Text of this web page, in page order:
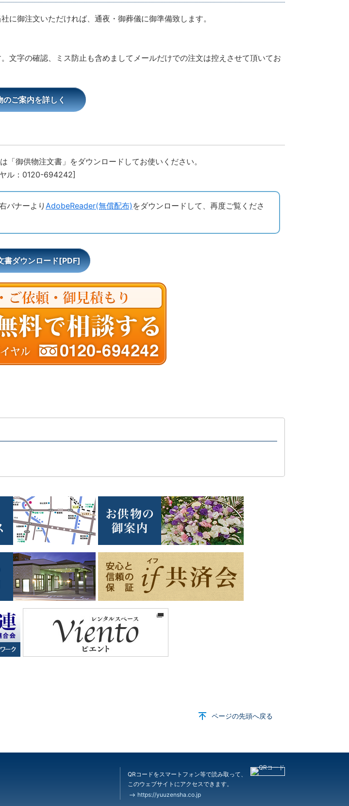
に御注文いただければ、通夜・御葬儀に御準備致します。
文字の確認、ミス防止も含めましてメールだけでの注文は控えさせて頂いてお
のご案内を詳しく
御供物注文書」をダウンロードしてお使いください。
ル：0120-694242]
バナーより AdobeReader(無償配布) をダウンロードして、再度ご覧くださ
書ダウンロード[PDF]
ページの先頭へ戻る
QRコードをスマートフォン等で読み取って、
このウェブサイトにアクセスできます。
https://yuuzensha.co.jp